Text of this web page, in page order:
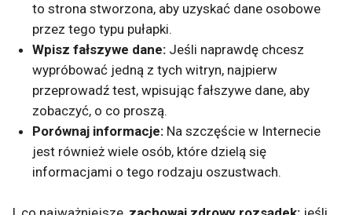
to strona stworzona, aby uzyskać dane osobowe
przez tego typu pułapki.
Wpisz fałszywe dane:Jeśli naprawdę chcesz
wypróbować jedną z tych witryn, najpierw
przeprowadź test, wpisując fałszywe dane, aby
zobaczyć, o co proszą.
Porównaj informacje:Na szczęście w Internecie
jest również wiele osób, które dzielą się
informacjami o tego rodzaju oszustwach.